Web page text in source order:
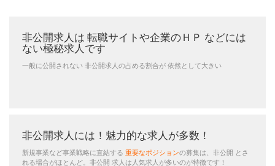
非公開求人は 転職サイトや企業のＨＰ などには
ない極秘求人です
一般に公開されない 非公開求人の占める割合が 依然として大きい
非公開求人には！魅力的な求人が多数！
新規事業など事業戦略に直結する 重要なポジションの募集は、非公開 とさ
れる場合がほとんど。非公開 求人は人気求人が多いのが特徴です！